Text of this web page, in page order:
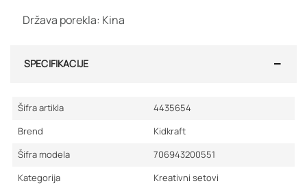
Država porekla: Kina
SPECIFIKACIJE
Šifra artikla
4435654
Brend
Kidkraft
Šifra modela
706943200551
Kategorija
Kreativni setovi